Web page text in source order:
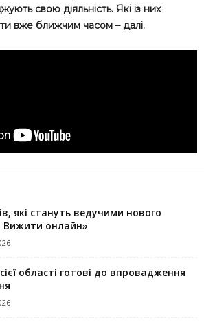
свою діяльність. Які із них
вже ближчим часом – далі.
які стануть ведучими нового
Вижити онлайн»
області готові до впровадження